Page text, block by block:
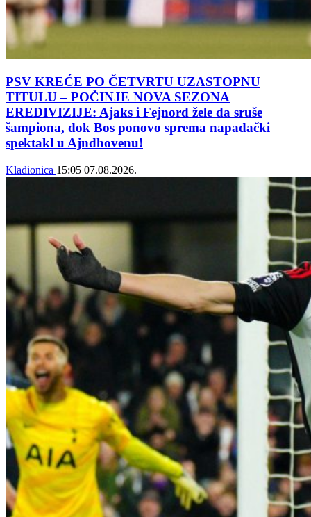
PSV KREĆE PO ČETVRTU UZASTOPNU
TITULU – POČINJE NOVA SEZONA
EREDIVIZIJE: Ajaks i Fejnord žele da sruše
šampiona, dok Bos ponovo sprema napadački
spektakl u Ajndhovenu!
Kladionica 15:05 07.08.2026.